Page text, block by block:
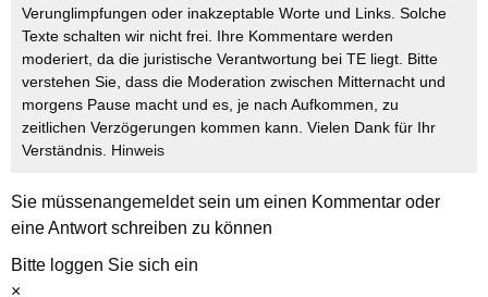
Verunglimpfungen oder inakzeptable Worte und Links. Solche
Texte schalten wir nicht frei. Ihre Kommentare werden
moderiert, da die juristische Verantwortung bei TE liegt. Bitte
verstehen Sie, dass die Moderation zwischen Mitternacht und
morgens Pause macht und es, je nach Aufkommen, zu
zeitlichen Verzögerungen kommen kann. Vielen Dank für Ihr
Verständnis. Hinweis
Sie müssenangemeldetsein um einen Kommentar oder
eine Antwort schreiben zu können
Bitte loggen Sie sich ein
×